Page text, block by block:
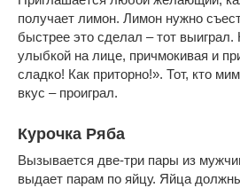
получает лимон. Лимон нужно
быстрее это сделал – тот
улыбкой на лице, причмокивая и
сладко! Как приторно!». Тот, кто
вкус – проиграл.
Курочка Ряба
Вызывается две-три пары из
выдает парам по яйцу. Яйца